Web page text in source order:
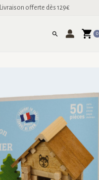
Livraison offerte dès 129€
0